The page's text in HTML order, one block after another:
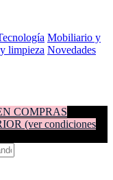
Mobiliario y
limpieza Novedades
COMPRAS
(ver condiciones